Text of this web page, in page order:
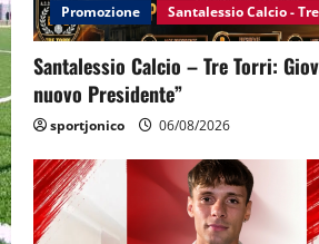
Promozione Santalessio Calcio -
Santalessio Calcio – Tre Torri:
nuovo Presidente”
sportjonico 06/08/2026